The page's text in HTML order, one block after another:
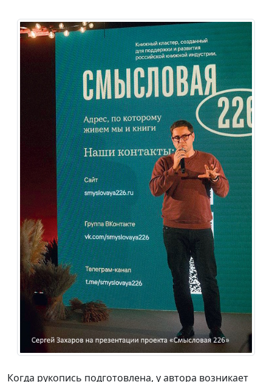
Когда рукопись подготовлена, у автора возникает